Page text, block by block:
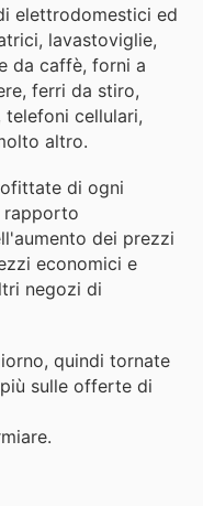
elettrodomestici ed
lavastoviglie,
da caffè, forni a
ferri da stiro,
cellulari,
altro.
di ogni
rapporto
dei prezzi
economici e
negozi di
quindi tornate
sulle offerte di